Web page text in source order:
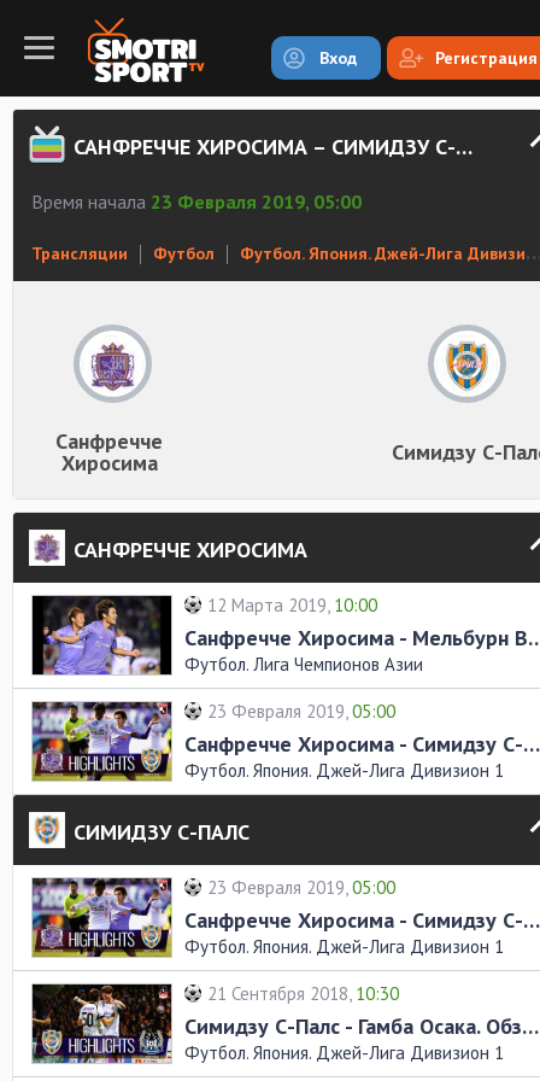
Вход Регистрация
САНФРЕЧЧЕ ХИРОСИМА – СИМИДЗУ С-ПАЛС СМОТРЕТЬ ОНЛАЙН
Время начала 23 Февраля 2019, 05:00
Трансляции Футбол Футбол. Япония. Джей-Лига Дивизион 1
Санфречче
Хиросима Симидзу С-
САНФРЕЧЧЕ ХИРОСИМА
12 Марта 2019, 10:00
Санфречче Хиросима -
Футбол. Лига Чемпионов Азии
23 Февраля 2019,05:00
Санфречче Хиросима - Симидзу С-Палс. Обзор матча
Футбол. Япония. Джей-Лига Дивизион 1
СИМИДЗУ С-ПАЛС
23 Февраля 2019,05:00
Санфречче Хиросима - Симидзу С-Палс. Обзор матча
Футбол. Япония. Джей-Лига Дивизион 1
21 Сентября 2018, 10:30
Симидзу С-Палс - Гамба Осака. Обзор матча
Футбол. Япония. Джей-Лига Дивизион 1